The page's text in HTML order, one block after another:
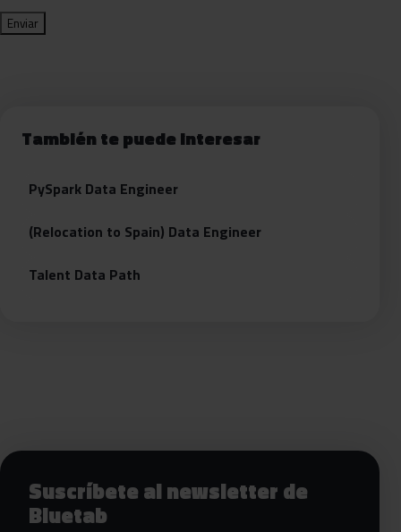
También te puede interesar
PySpark Data Engineer
(Relocation to Spain) Data Engineer
Talent Data Path
Siguientes pasos con Bluetab
Suscríbete al newsletter de
Bluetab